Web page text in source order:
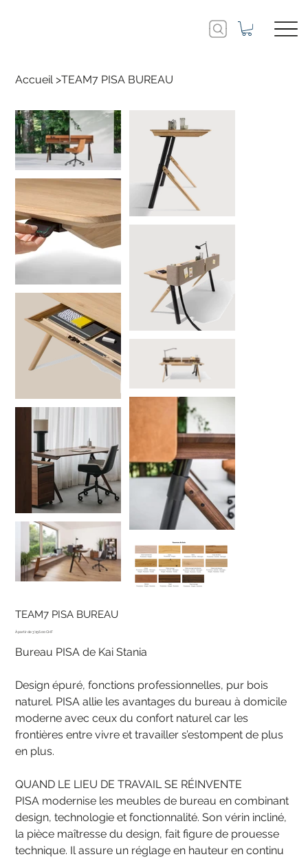
Accueil >TEAM7 PISA BUREAU
TEAM7 PISA BUREAU
Prix 3'156.00 CHF
Bureau PISA de Kai Stania
Design épuré, fonctions professionnelles, pur bois
naturel. PISA allie les avantages du bureau à domicile
moderne avec ceux du confort naturel car les
frontières entre vivre et travailler s’estompent de plus
en plus.
QUAND LE LIEU DE TRAVAIL SE RÉINVENTE
PISA modernise les meubles de bureau en combinant
design, technologie et fonctionnalité. Son vérin incliné,
la pièce maîtresse du design, fait figure de prouesse
technique. Il assure un réglage en hauteur en continu